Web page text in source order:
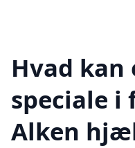
Hvad
speciale
Alken